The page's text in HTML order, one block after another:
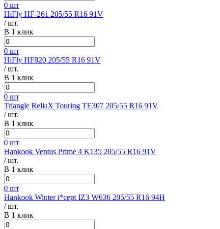
0 шт
HiFly HF-261 205/55 R16 91V
/ шт.
В 1 клик
0 шт
HiFly HF820 205/55 R16 91V
/ шт.
В 1 клик
0 шт
Triangle ReliaX Touring TE307 205/55 R16 91V
/ шт.
В 1 клик
0 шт
Hankook Ventus Prime 4 K135 205/55 R16 91V
/ шт.
В 1 клик
0 шт
Hankook Winter i*cept IZ3 W636 205/55 R16 94H
/ шт.
В 1 клик